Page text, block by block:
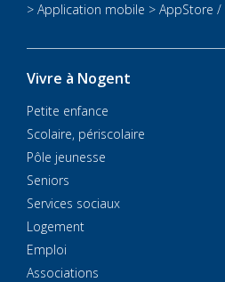
> Application mobile > AppStore /
Vivre à Nogent
Petite enfance
Scolaire, périscolaire
Pôle jeunesse
Seniors
Services sociaux
Logement
Emploi
Associations